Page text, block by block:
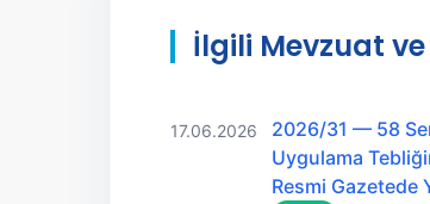
İlgili Mevzuat
17.06.2026
2026/31 — 58
Uygulama
Resmi Gazetede